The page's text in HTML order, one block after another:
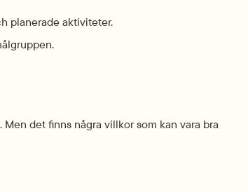
planerade aktiviteter.
det finns några villkor som kan vara bra